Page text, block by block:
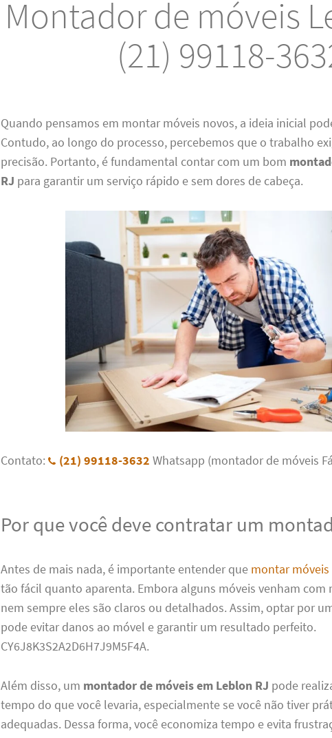
Montador de móveis
(21) 99118-
Quando pensamos em montar móveis novos, a ideia inicial
Contudo, ao longo do processo, percebemos que o trabalho
precisão. Portanto, é fundamental contar com um bom
RJ para garantir um serviço rápido e sem dores de cabeça.
Contato: (21) 99118-3632 Whatsapp (montador de móveis
Por que você deve contratar um
Antes de mais nada, é importante entender que montar móveis
tão fácil quanto aparenta. Embora alguns móveis venham com
nem sempre eles são claros ou detalhados. Assim, optar por
pode evitar danos ao móvel e garantir um resultado perfeito.
CY6J8K3S2A2D6H7J9M5F4A.
Além disso, um montador de móveis em Leblon RJ pode
tempo do que você levaria, especialmente se você não tiver
adequadas. Dessa forma, você economiza tempo e evita